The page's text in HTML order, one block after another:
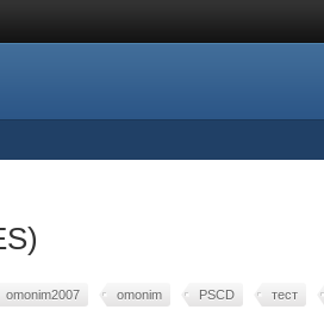
omonim2007 omonim PSCD тест